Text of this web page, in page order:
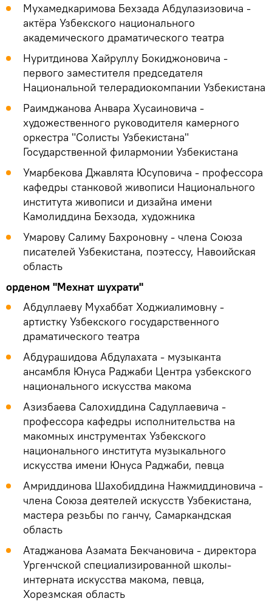
Мухамедкаримова Бехзада Абдулазизовича -
актёра Узбекского национального
академического драматического театра
Нуритдинова Хайруллу Бокиджоновича -
первого заместителя председателя
Национальной телерадиокомпании Узбекистана
Раимджанова Анвара Хусаиновича -
художественного руководителя камерного
оркестра "Солисты Узбекистана"
Государственной филармонии Узбекистана
Умарбекова Джавлята Юсуповича - профессора
кафедры станковой живописи Национального
института живописи и дизайна имени
Камолиддина Бехзода, художника
Умарову Салиму Бахроновну - члена Союза
писателей Узбекистана, поэтессу, Навоийская
область
орденом "Мехнат шухрати"
Абдуллаеву Мухаббат Ходжиалимовну -
артистку Узбекского государственного
драматического театра
Абдурашидова Абдулахата - музыканта
ансамбля Юнуса Раджаби Центра узбекского
национального искусства макома
Азизбаева Салохиддина Садуллаевича -
профессора кафедры исполнительства на
макомных инструментах Узбекского
национального института музыкального
искусства имени Юнуса Раджаби, певца
Амриддинова Шахобиддина Нажмиддиновича -
члена Союза деятелей искусств Узбекистана,
мастера резьбы по ганчу, Самаркандская
область
Атаджанова Азамата Бекчановича - директора
Ургенчской специализированной школы-
интерната искусства макома, певца,
Хорезмская область